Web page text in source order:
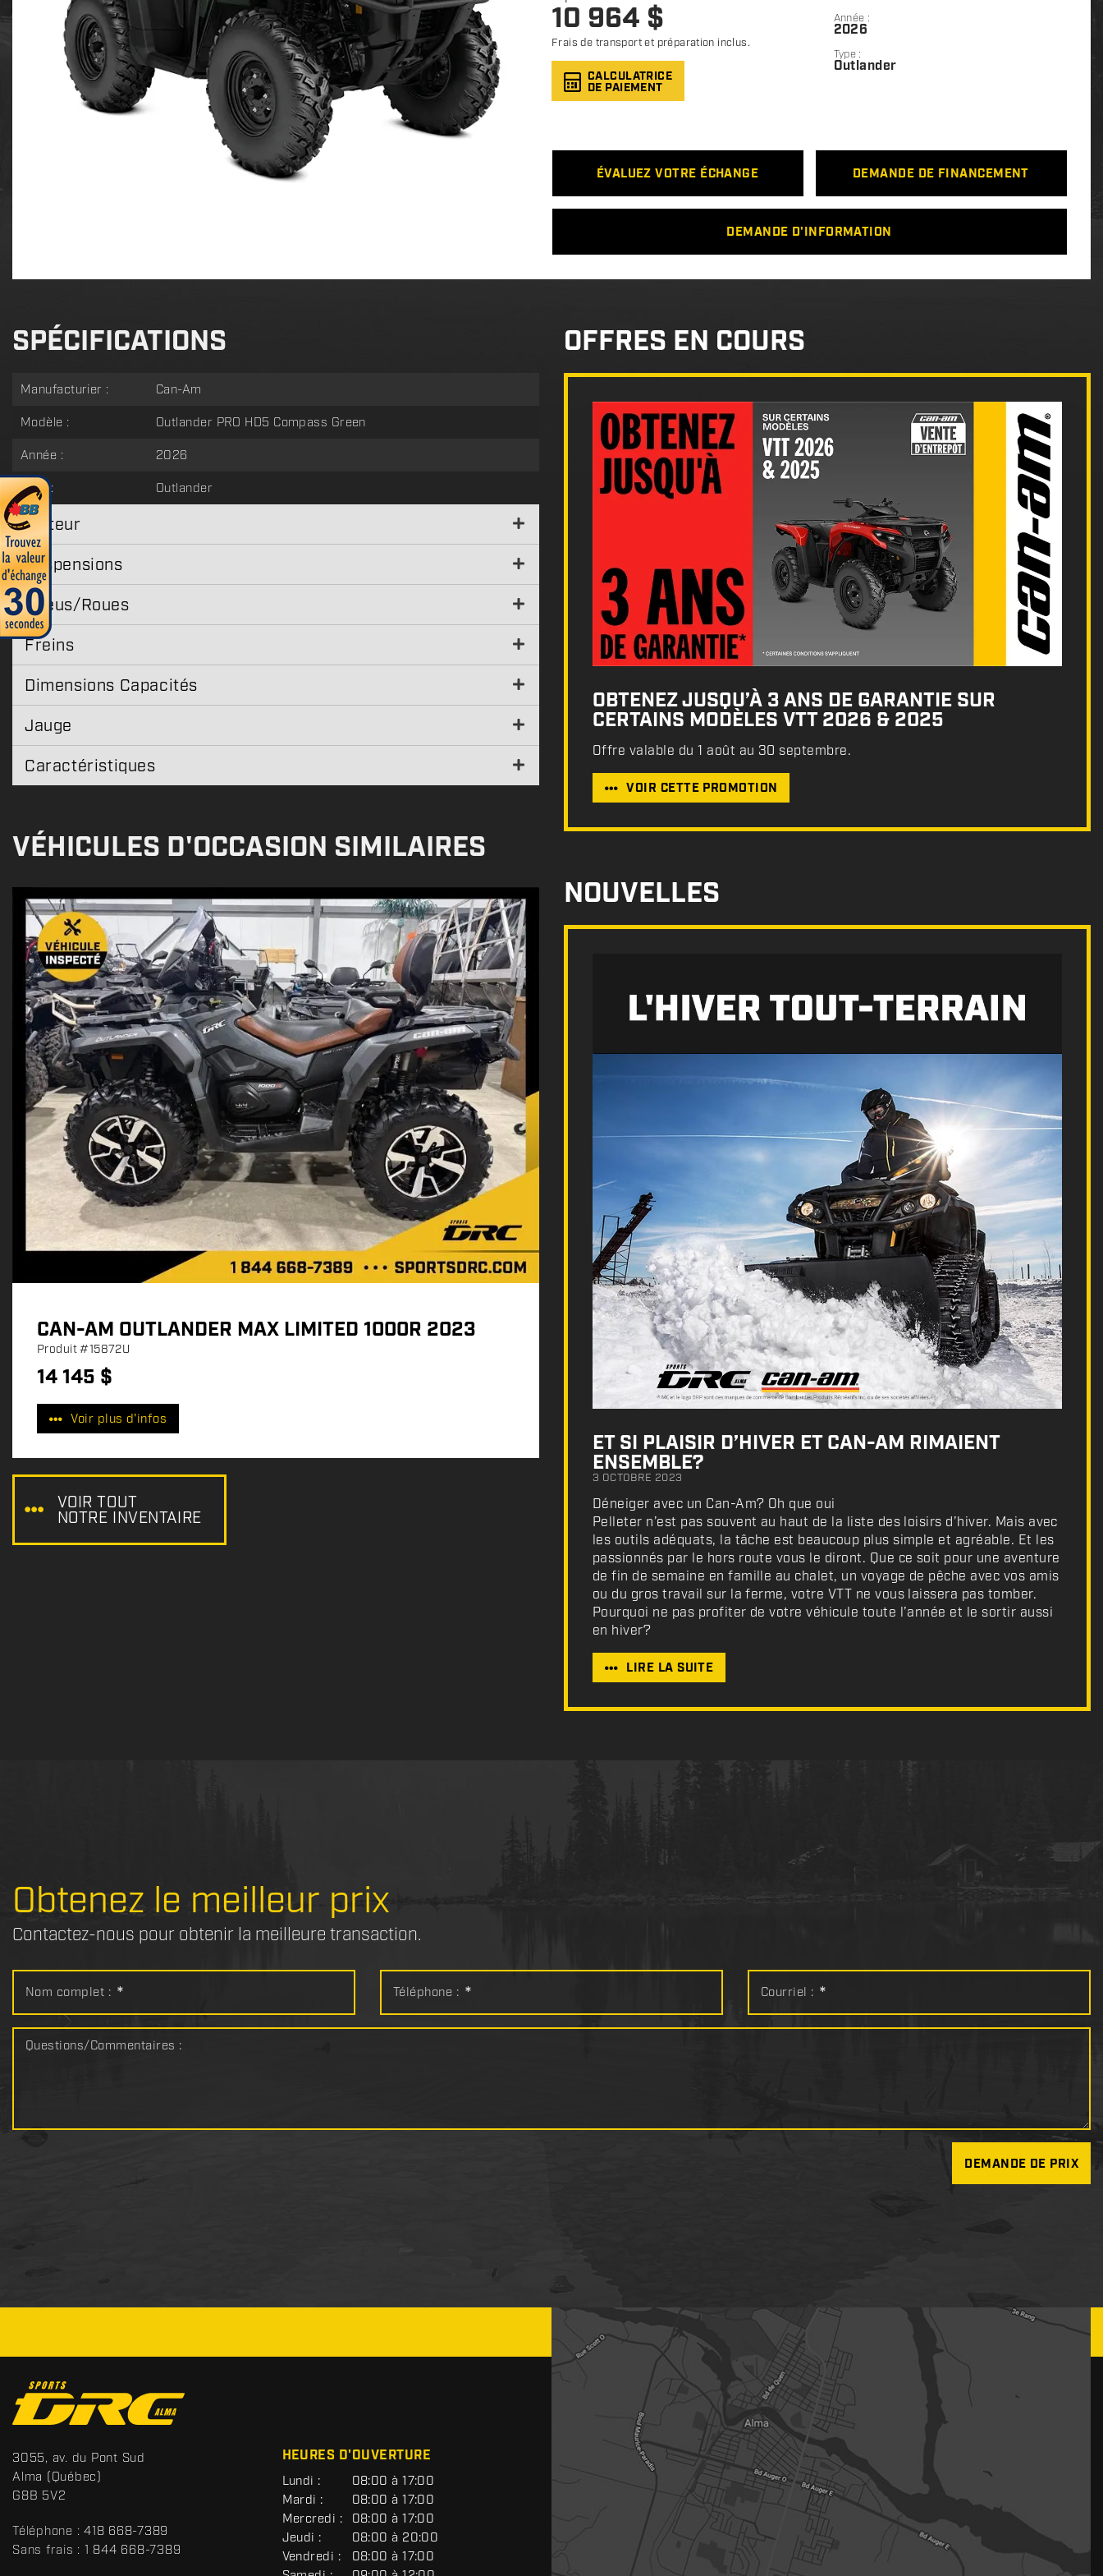
10 964 $
Frais de transport et préparation inclus.
CALCULATRICE
DE PAIEMENT
Année :
2026
Type :
Outlander
ÉVALUEZ VOTRE ÉCHANGE DEMANDE DE FINANCEMENT
DEMANDE D'INFORMATION
SPÉCIFICATIONS
Manufacturier :
Can-Am
Modèle :
Outlander PRO HD5 Compass Green
Année :
2026
Type :
Outlander
Moteur
Suspensions
Pneus/Roues
Freins
Dimensions Capacités
Jauge
Caractéristiques
VÉHICULES D'OCCASION SIMILAIRES
CAN-AM OUTLANDER MAX LIMITED 1000R 2023
Produit#15872U
P
r
x
:
14 145 $
Voir plus d'infos
VOIR TOUT
NOTRE INVENTAIRE
OFFRES EN COURS
OBTENEZ JUSQU’À 3 ANS DE GARANTIE SUR
CERTAINS MODÈLES VTT 2026 & 2025
Offre valable du 1 août au 30 septembre.
VOIR CETTE PROMOTION
NOUVELLES
ET SI PLAISIR D’HIVER ET CAN-AM RIMAIENT
ENSEMBLE?
3 OCTOBRE 2023
Déneiger avec un Can-Am? Oh que oui
Pelleter n’est pas souvent au haut de la liste des loisirs d’hiver. Mais avec
les outils adéquats, la tâche est beaucoup plus simple et agréable. Et les
passionnés par le hors route vous le diront. Que ce soit pour une aventure
de fin de semaine en famille au chalet, un voyage de pêche avec vos amis
ou du gros travail sur la ferme, votre VTT ne vous laissera pas tomber.
Pourquoi ne pas profiter de votre véhicule toute l’année et le sortir aussi
en hiver?
LIRE LA SUITE
Obtenez le meilleur prix
Contactez-nous pour obtenir la meilleure transaction.
Nom complet : * Téléphone : * Courriel : *
Questions/Commentaires :
DEMANDE DE PRIX
o
n
t
a
c
t
S
p
o
t
s
3055, av. du Pont Sud
Alma (Québec)
G8B 5V2
Téléphone : 418 668-7389
Sans frais : 1 844 668-7389
HEURES D'OUVERTURE
G
É
N
É
R
A
L
Lundi :
08:00 à 17:00
Mardi :
08:00 à 17:00
Mercredi :
08:00 à 17:00
Jeudi :
08:00 à 20:00
Vendredi :
08:00 à 17:00